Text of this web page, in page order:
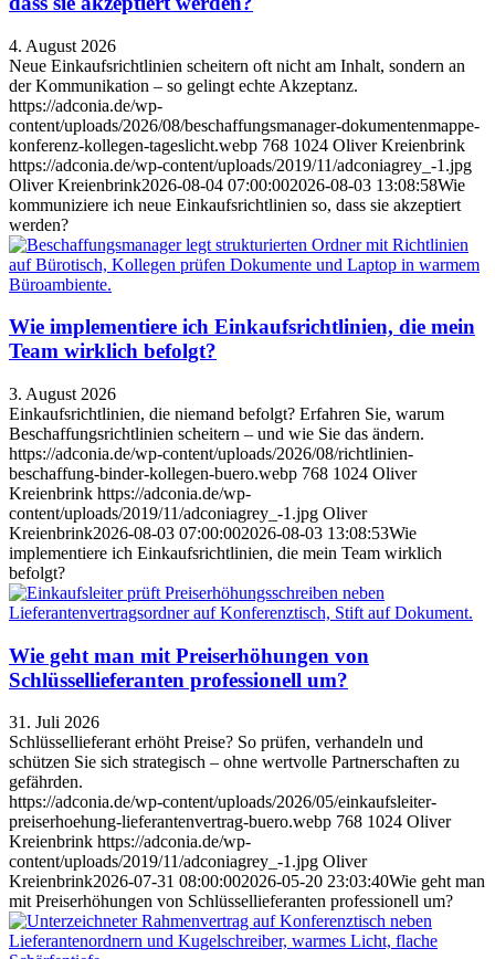
4. August 2026
Neue Einkaufsrichtlinien scheitern oft nicht am Inhalt, sondern an
der Kommunikation – so gelingt echte Akzeptanz.
https://adconia.de/wp-
content/uploads/2026/08/beschaffungsmanager-dokumentenmappe-
konferenz-kollegen-tageslicht.webp 768 1024 Oliver Kreienbrink
https://adconia.de/wp-content/uploads/2019/11/adconiagrey_-1.jpg
Oliver Kreienbrink2026-08-04 07:00:002026-08-03 13:08:58Wie
kommuniziere ich neue Einkaufsrichtlinien so, dass sie akzeptiert
werden?
Wie implementiere ich Einkaufsrichtlinien, die mein
Team wirklich befolgt?
3. August 2026
Einkaufsrichtlinien, die niemand befolgt? Erfahren Sie, warum
Beschaffungsrichtlinien scheitern – und wie Sie das ändern.
https://adconia.de/wp-content/uploads/2026/08/richtlinien-
beschaffung-binder-kollegen-buero.webp 768 1024 Oliver
Kreienbrink https://adconia.de/wp-
content/uploads/2019/11/adconiagrey_-1.jpg Oliver
Kreienbrink2026-08-03 07:00:002026-08-03 13:08:53Wie
implementiere ich Einkaufsrichtlinien, die mein Team wirklich
befolgt?
Wie geht man mit Preiserhöhungen von
Schlüssellieferanten professionell um?
31. Juli 2026
Schlüssellieferant erhöht Preise? So prüfen, verhandeln und
schützen Sie sich strategisch – ohne wertvolle Partnerschaften zu
gefährden.
https://adconia.de/wp-content/uploads/2026/05/einkaufsleiter-
preiserhoehung-lieferantenvertrag-buero.webp 768 1024 Oliver
Kreienbrink https://adconia.de/wp-
content/uploads/2019/11/adconiagrey_-1.jpg Oliver
Kreienbrink2026-07-31 08:00:002026-05-20 23:03:40Wie geht man
mit Preiserhöhungen von Schlüssellieferanten professionell um?